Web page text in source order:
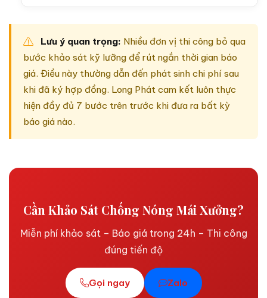
Lưu ý quan trọng: Nhiều đơn vị thi công bỏ qua
bước khảo sát kỹ lưỡng để rút ngắn thời gian báo
giá. Điều này thường dẫn đến phát sinh chi phí sau
khi đã ký hợp đồng. Long Phát cam kết luôn thực
hiện đầy đủ 7 bước trên trước khi đưa ra bất kỳ
báo giá nào.
Cần Khảo Sát Chống Nóng Mái Xưởng?
Miễn phí khảo sát – Báo giá trong 24h – Thi công
đúng tiến độ
Gọi ngay Zalo